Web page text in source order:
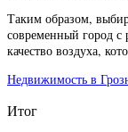
Таким образом,
современный город
качество воздуха,
Недвижимость в
Итог